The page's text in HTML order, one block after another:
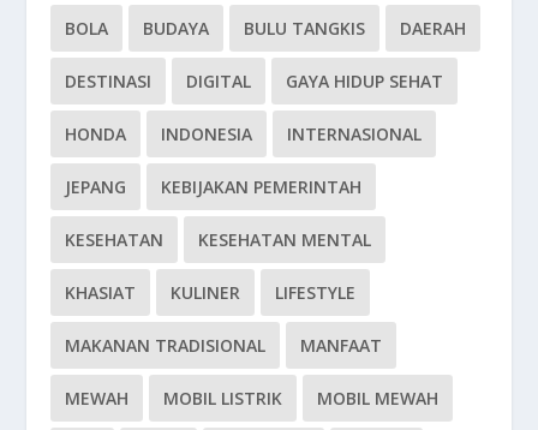
BOLA BUDAYA BULU TANGKIS DAERAH
DESTINASI DIGITAL GAYA HIDUP SEHAT
HONDA INDONESIA INTERNASIONAL
JEPANG KEBIJAKAN PEMERINTAH
KESEHATAN KESEHATAN MENTAL
KHASIAT KULINER LIFESTYLE
MAKANAN TRADISIONAL MANFAAT
MEWAH MOBIL LISTRIK MOBIL MEWAH